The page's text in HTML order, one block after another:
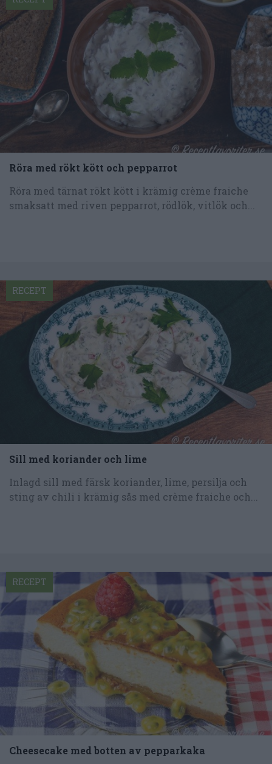
Röra med rökt kött och pepparrot
Röra med tärnat rökt kött i krämig crème fraiche
smaksatt med riven pepparrot, rödlök, vitlök och...
Sill med koriander och lime
Inlagd sill med färsk koriander, lime, persilja och
sting av chili i krämig sås med crème fraiche och...
RECEPT
Cheesecake med botten av pepparkaka
RECEPT